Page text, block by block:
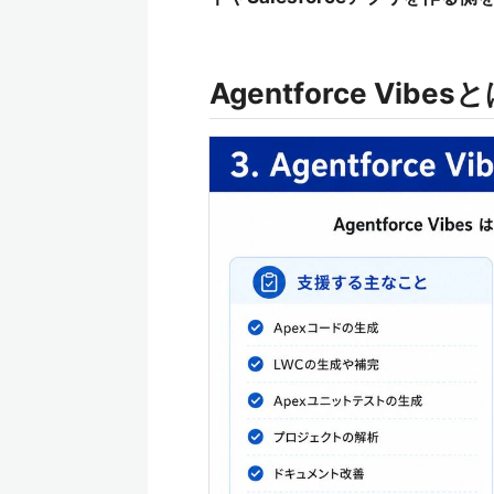
Agentforce Vibesと